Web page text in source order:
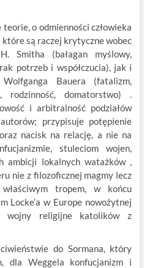
o odmienności człowieka
które są raczej krytyczne wobec
Smitha (bałagan myślowy,
potrzeb i współczucia), jak i
Bauera (fatalizm,
rodzinność, domatorstwo) .
i arbitralność podziałów
przypisuje potępienie
nacisk na relację, a nie na
stuleciom wojen,
ambicji lokalnych watażków ,
nie z filozoficznej magmy lecz
tropem, w końcu
Locke’a w Europe nowożytnej
wojny religijne katolików z
do Sormana, który
dla Weggela konfucjanizm i